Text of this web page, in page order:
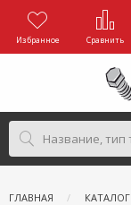
Избранное Сравнить
ГЛАВНАЯ КАТАЛОГ